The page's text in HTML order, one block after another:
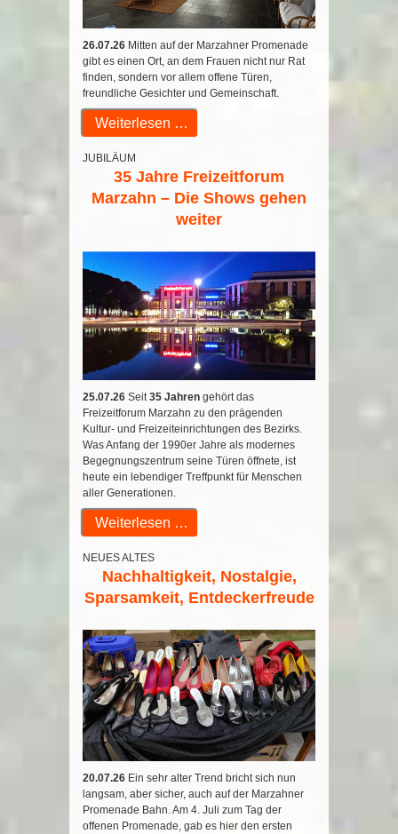
26.07.26 Mitten auf der Marzahner Promenade
gibt es einen Ort, an dem Frauen nicht nur Rat
finden, sondern vor allem offene Türen,
freundliche Gesichter und Gemeinschaft.
Weiterlesen …
JUBILÄUM
35 Jahre Freizeitforum
Marzahn – Die Shows gehen
weiter
25.07.26 Seit35 Jahren gehört das
Freizeitforum Marzahn zu den prägenden
Kultur- und Freizeiteinrichtungen des Bezirks.
Was Anfang der 1990er Jahre als modernes
Begegnungszentrum seine Türen öffnete, ist
heute ein lebendiger Treffpunkt für Menschen
aller Generationen.
Weiterlesen …
NEUES ALTES
Nachhaltigkeit, Nostalgie,
Sparsamkeit, Entdeckerfreude
20.07.26 Ein sehr alter Trend bricht sich nun
langsam, aber sicher, auch auf der Marzahner
Promenade Bahn. Am 4. Juli zum Tag der
offenen Promenade, gab es hier den ersten